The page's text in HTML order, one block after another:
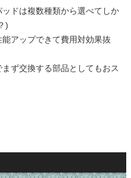
ドは複数種類から選べてしか
)
アップできて費用対効果抜
ず交換する部品としてもおス